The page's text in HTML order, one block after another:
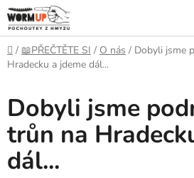
Přejít
na
obsah
Domů
/ 📖PŘEČTĚTE SI / O nás / Dobyli jsme
Hradecku a jdeme dál...
Dobyli jsme
trůn na
dál...